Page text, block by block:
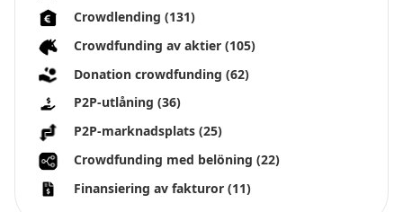
Crowdlending (131)
Crowdfunding av aktier (105)
Donation crowdfunding (62)
P2P-utlåning (36)
P2P-marknadsplats (25)
Crowdfunding med belöning (22)
Finansiering av fakturor (11)